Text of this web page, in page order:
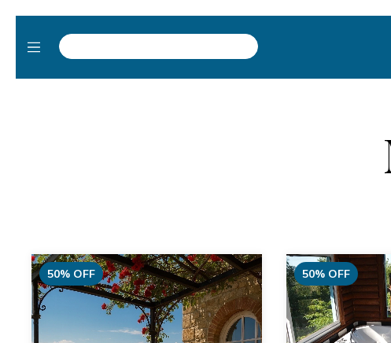
50% OFF 50% OFF